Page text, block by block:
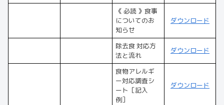
《 必読 》食事
についてのお
知らせ
ダウンロード
除去食 対応方
法と流れ
ダウンロード
食物アレルギ
ー対応調査シ
ート［記入
例］
ダウンロード